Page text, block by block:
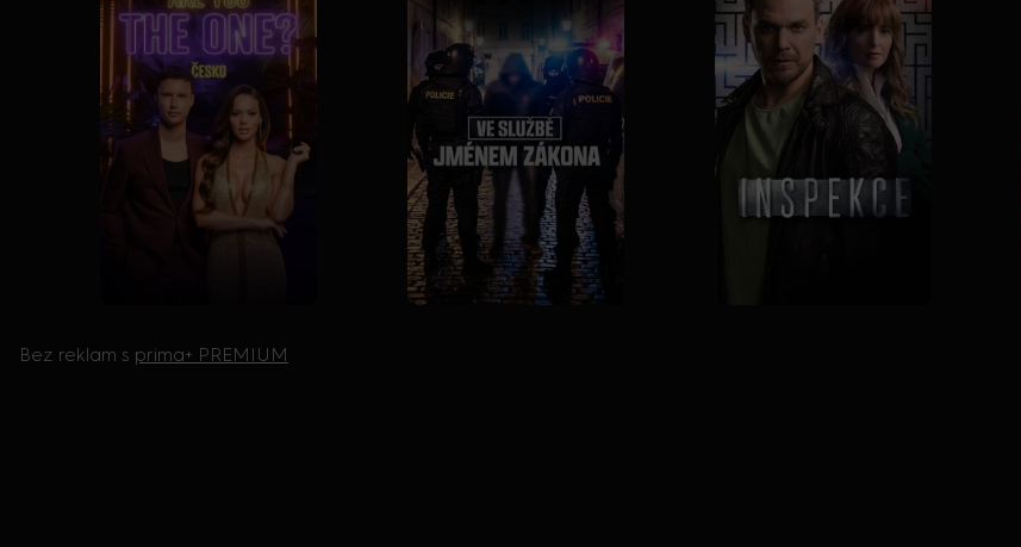
Bez reklam s prima+ PREMIUM